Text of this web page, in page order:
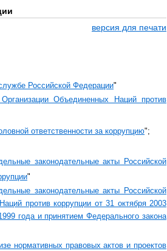
версия для печати
Российской Федерации"
Объединенных Наций против
ответственности за коррупцию";
законодательные акты Российской
"
законодательные акты Российской
против коррупции от 31 октября 2003
года и принятием Федерального закона
нормативных правовых актов и проектов